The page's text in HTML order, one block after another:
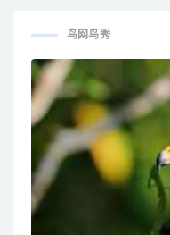
鸟网鸟秀